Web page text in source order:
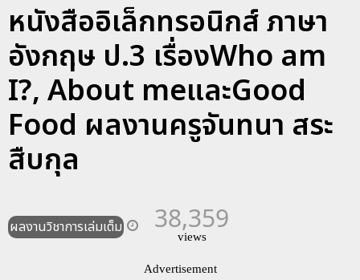
หนังสืออิเล็กทรอนิกส์ ภาษา
อังกฤษ ป.3 เรื่องWho am
I?, About meและGood
Food ผลงานครูจันทนา สระ
สืบกุล
ผลงานวิชาการเล่มเต็ม 38,359
views
Advertisement